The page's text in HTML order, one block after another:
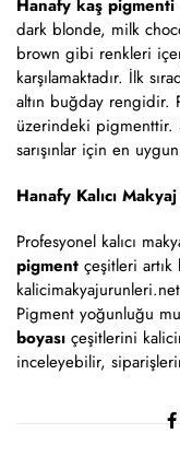
Hanafy kaş pigmenti
dark blonde, milk
brown gibi renkleri
karşılamaktadır. İlk
altın buğday rengidir.
üzerindeki pigmenttir.
sarışınlar için en
Hanafy Kalıcı
Profesyonel kalıcı
pigment çeşitleri
kalicimakyajurunleri.net
Pigment yoğunluğu
boyası çeşitlerini
inceleyebilir,